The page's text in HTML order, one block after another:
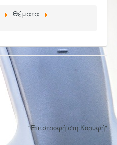
Θέματα
"Επιστροφή στη Κορυφή"